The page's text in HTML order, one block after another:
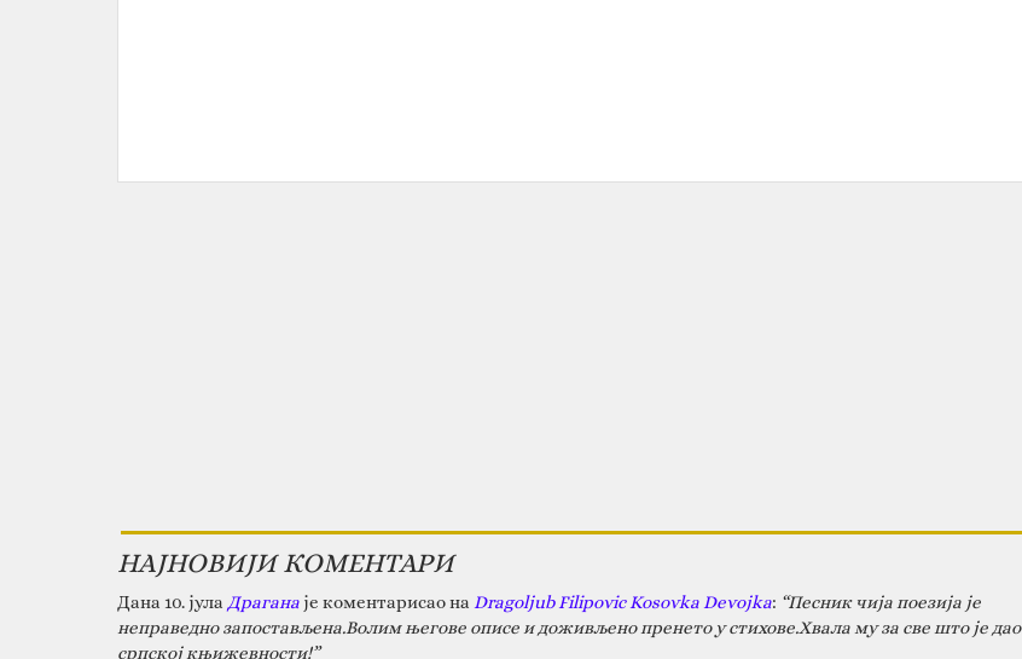
НАЈНОВИЈИ КОМЕНТАРИ
Дана 10. јула Драгана је коментарисао на Dragoljub Filipovic Kosovka Devojka: “Песник чија поезија је
неправедно запостављена.Волим његове описе и доживљено пренето у стихове.Хвала му за све што је дао
српској књижевности!”